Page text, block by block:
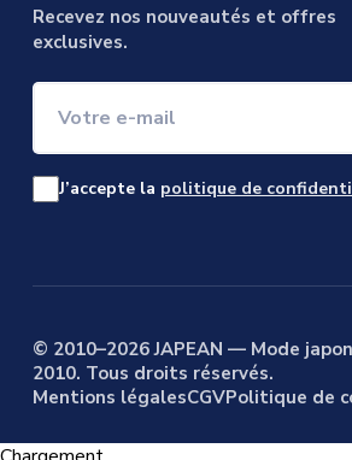
Recevez nos nouveautés et offres
exclusives.
J’accepte la politique de
© 2010–2026 JAPEAN — Mode
2010. Tous droits réservés.
Mentions légalesCGVPolitique de